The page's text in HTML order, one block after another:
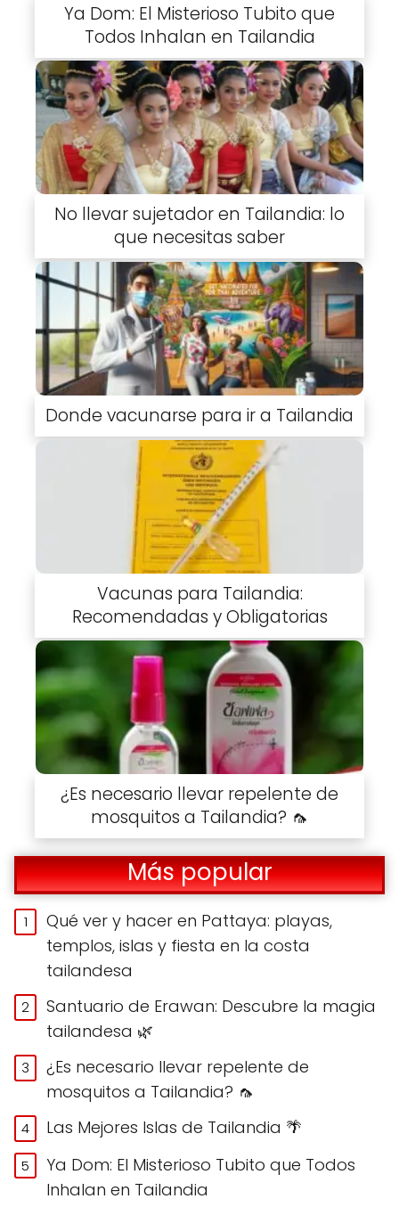
Ya Dom: El Misterioso Tubito que
Todos Inhalan en Tailandia
No llevar sujetador en Tailandia: lo
que necesitas saber
Donde vacunarse para ir a Tailandia
Vacunas para Tailandia:
Recomendadas y Obligatorias
¿Es necesario llevar repelente de
mosquitos a Tailandia? 🦟
Más popular
Qué ver y hacer en Pattaya: playas,
templos, islas y fiesta en la costa
tailandesa
Santuario de Erawan: Descubre la magia
tailandesa 🌿
¿Es necesario llevar repelente de
mosquitos a Tailandia? 🦟
Las Mejores Islas de Tailandia 🌴
Ya Dom: El Misterioso Tubito que Todos
Inhalan en Tailandia